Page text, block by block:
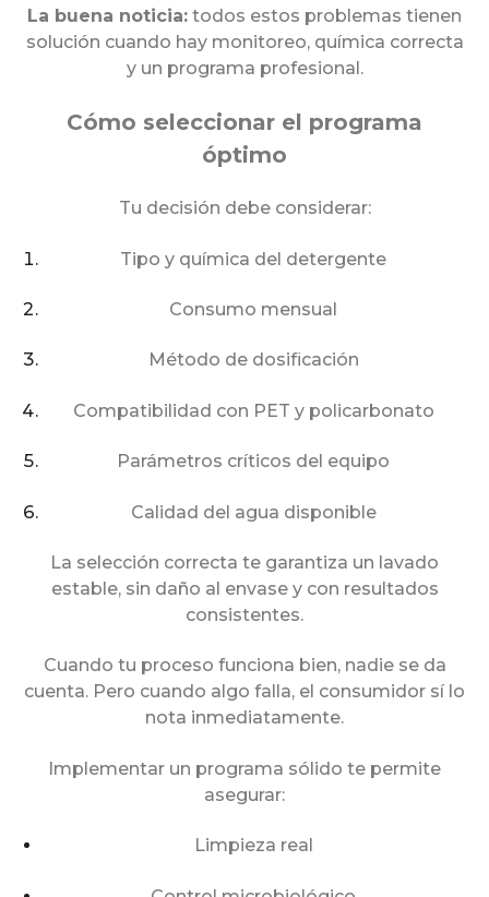
La buena noticia: todos estos problemas tienen
solución cuando hay monitoreo, química correcta
y un programa profesional.
Cómo seleccionar el programa
óptimo
Tu decisión debe considerar:
Tipo y química del detergente
Consumo mensual
Método de dosificación
Compatibilidad con PET y policarbonato
Parámetros críticos del equipo
Calidad del agua disponible
La selección correcta te garantiza un lavado
estable, sin daño al envase y con resultados
consistentes.
Cuando tu proceso funciona bien, nadie se da
cuenta. Pero cuando algo falla, el consumidor sí lo
nota inmediatamente.
Implementar un programa sólido te permite
asegurar:
Limpieza real